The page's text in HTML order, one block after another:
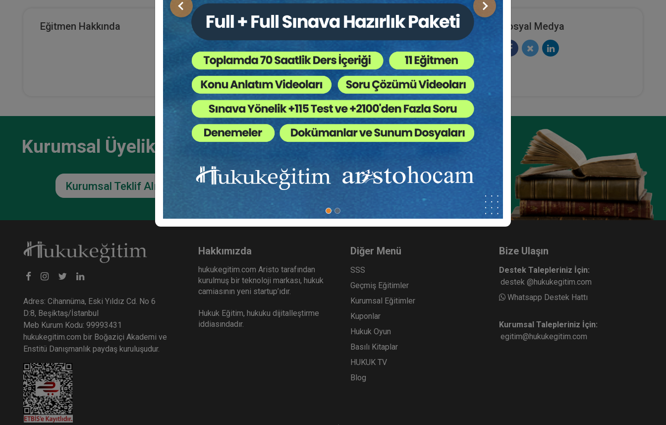
Önceki Sonraki
- 1 - III. İş Hukuku Kongresi - VII.
Oturum
360
TL
Sepete Ekle
İş Kazaları ve Meslek Hastalıkları
- III. İş Hukuku Kongresi - V.
Oturum
360
TL
Sepete Ekle
İş Sözleşmesi - III. İş Hukuku
Kongresi - IV. Oturum
360
Tüketici Hukuku Enstitüsü
Toplu İş Hukuku - III. İş Hukuku
Kongresi - III. Oturum
360
Tüketici Hukuku Enstitüsü
İş Yargılaması ve Usul Hukuku -
III. İş Hukuku Kongresi - I. Oturum
360
TL
Tüketici Hukuku Enstitüsü
İş Hukukunda Genel Konular - III.
İş Hukuku Kongresi - II. Oturum
360
Eğitmen Hakkında Sosyal Medya
Kurumsal Üyelikler İçin
Kurumsal Teklif Alın
Ekibinizin hukuk bilgisini yükseltin, kaliteli içeriklerle size
Ekibinize, Hukuk Eğitim’in birbirinden kaliteli eğitimlerine
sınırsız erişim imkanı sunun.
Adres: Cihannüma, Eski Yıldız Cd. No 6
D:8, Beşiktaş/İstanbul
Meb Kurum Kodu: 99993431
hukukegitim.com bir Boğaziçi Akademi ve
Enstitü Danışmanlık paydaş kuruluşudur.
Hakkımızda
hukukegitim.com Aristo tarafından
kurulmuş bir teknoloji markası, hukuk
camiasının yeni startup’ıdır.
Hukuk Eğitim, hukuku dijitalleştirme
iddiasındadır.
Diğer Menü
SSS
Geçmiş Eğitimler
Kurumsal Eğitimler
Kuponlar
Hukuk Oyun
Basılı Kitaplar
HUKUK TV
Blog
Bize Ulaşın
Destek Talepleriniz İçin:
destek @hukukegitim.com
Whatsapp Destek Hattı
Kurumsal Talepleriniz İçin:
egitim@hukukegitim.com